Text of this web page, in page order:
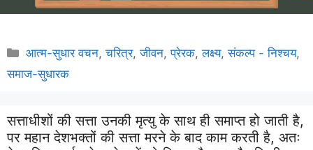
Categories
आत्म-सुधार वचन,चरित्र,जीवन,प्रेरक,लक्ष्य,संकल्प - निश्चय,
समाज-सुधारक
सत्ताधीशों की सत्ता उनकी मृत्यु के साथ ही समाप्त हो जाती है,
पर महान देशभक्तों की सत्ता मरने के बाद काम करती है, अतः